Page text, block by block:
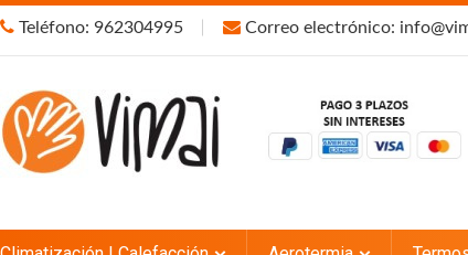
Teléfono: 962304995 Correo electrónico: